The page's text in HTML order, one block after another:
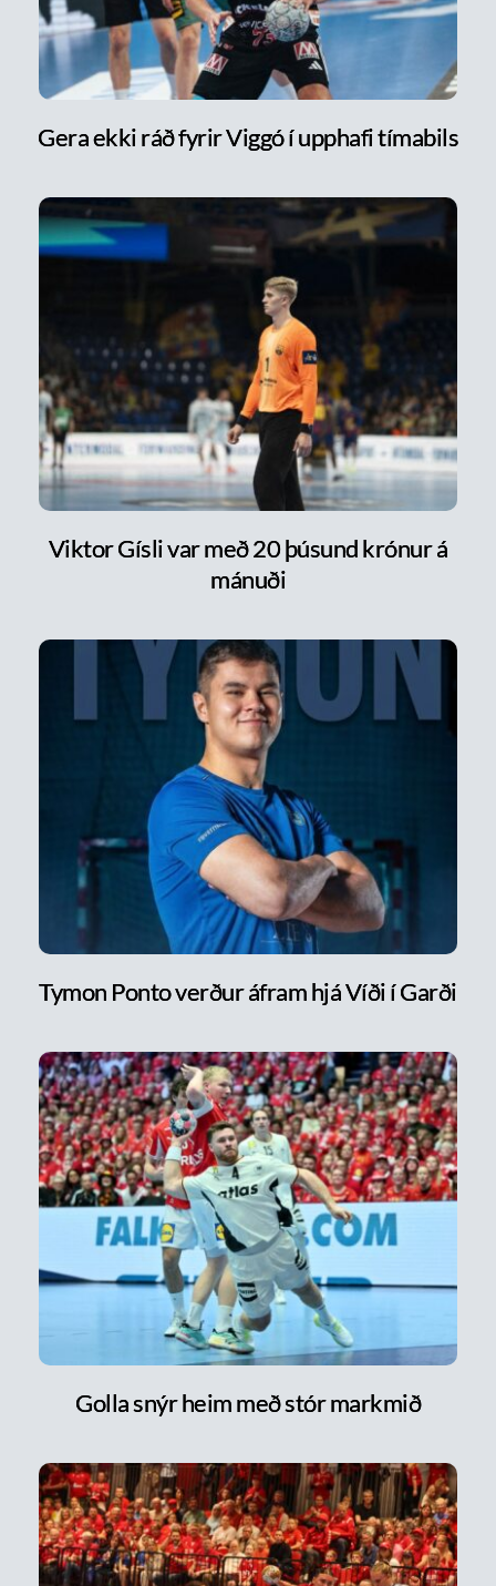
Gera ekki ráð fyrir Viggó í upphafi tímabils
Viktor Gísli var með 20 þúsund krónur á
mánuði
Tymon Ponto verður áfram hjá Víði í Garði
Golla snýr heim með stór markmið